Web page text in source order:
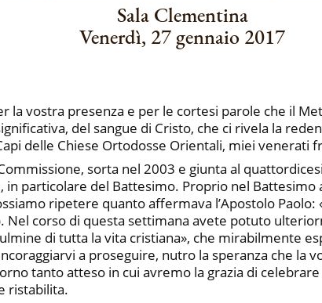
Sala Clementina
Venerdì, 27 gennaio 2017
la vostra presenza e per le cortesi parole che il
del sangue di Cristo, che ci rivela la
delle Chiese Ortodosse Orientali, miei venerati
sorta nel 2003 e giunta al
particolare del Battesimo. Proprio nel
ripetere quanto affermava l’Apostolo
Nel corso di questa settimana avete potuto
di tutta la vita cristiana», che mirabilmente
a proseguire, nutro la speranza che la
tanto atteso in cui avremo la grazia di
ristabilita.